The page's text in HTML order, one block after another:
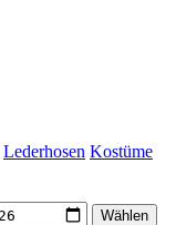
Lederhosen Kostüme